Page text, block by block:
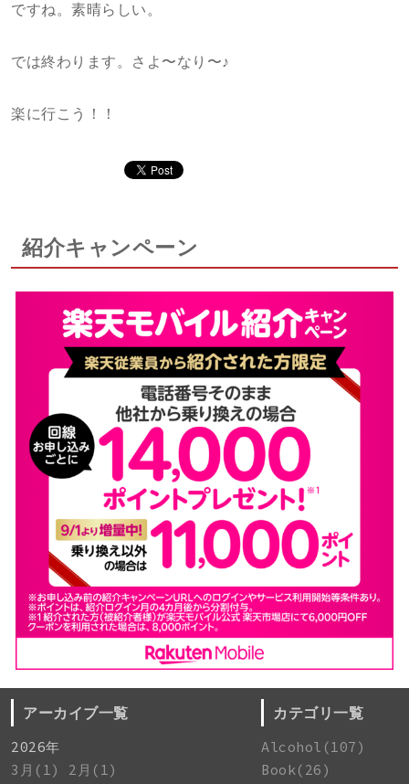
ですね。素晴らしい。
では終わります。さよ〜なり〜♪
楽に行こう！！
紹介キャンペーン
アーカイブ一覧
2026年
3月(1)
2月(1)
カテゴリ一覧
Alcohol(107)
Book(26)